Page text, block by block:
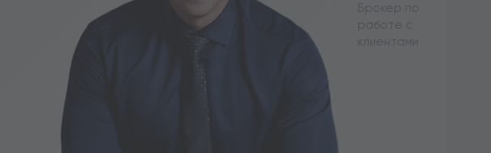
Брокер по
работе с
клиентами